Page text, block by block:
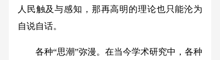
人民触及与感知，那再高明的理论也只能沦为
自说自话。
各种“思潮”弥漫。在当今学术研究中，各种